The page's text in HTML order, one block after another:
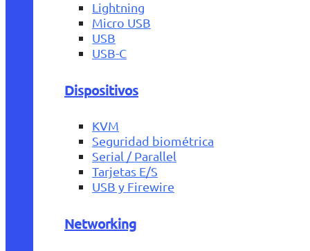
Lightning
Micro USB
USB
USB-C
Dispositivos
KVM
Seguridad biométrica
Serial / Parallel
Tarjetas E/S
USB y Firewire
Networking